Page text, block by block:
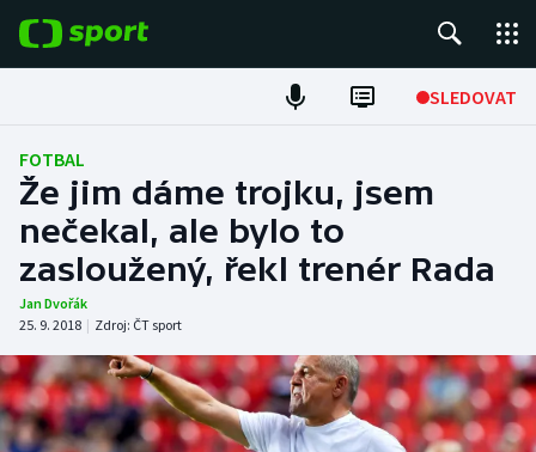
SLEDOVAT
Fotbal
Hokej
Tenis
Atletika
Cyklistika
DALŠÍ SPORTY
FOTBAL
Že jim dáme trojku, jsem
nečekal, ale bylo to
zasloužený, řekl trenér Rada
Jan Dvořák
25. 9. 2018 | Zdroj: ČT sport